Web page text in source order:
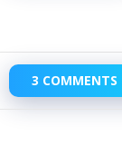
3 COMMENTS